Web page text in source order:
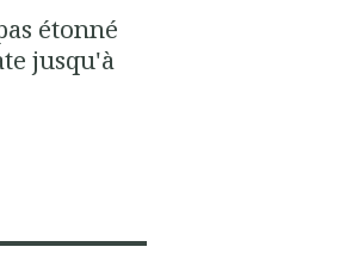
étonné
jusqu'à